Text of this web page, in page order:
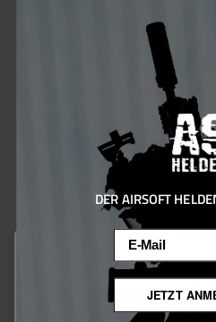
4UANTUM LOCK (Red) THREAD
Diese Website verwendet Cookies,
bieten zu können.
Nur
DER AIRSOFT
JETZT